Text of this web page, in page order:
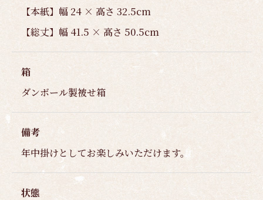
【本紙】幅 24 × 高さ 32.5cm
【総丈】幅 41.5 × 高さ 50.5cm
箱
ダンボール製被せ箱
備考
年中掛けとしてお楽しみいただけます。
状態